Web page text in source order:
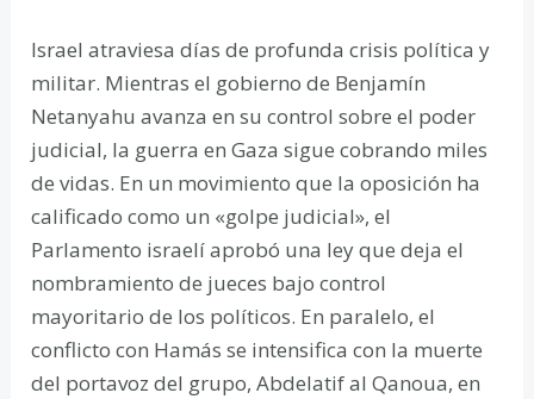
Israel atraviesa días de profunda crisis política y
militar. Mientras el gobierno de Benjamín
Netanyahu avanza en su control sobre el poder
judicial, la guerra en Gaza sigue cobrando miles
de vidas. En un movimiento que la oposición ha
calificado como un «golpe judicial», el
Parlamento israelí aprobó una ley que deja el
nombramiento de jueces bajo control
mayoritario de los políticos. En paralelo, el
conflicto con Hamás se intensifica con la muerte
del portavoz del grupo, Abdelatif al Qanoua, en